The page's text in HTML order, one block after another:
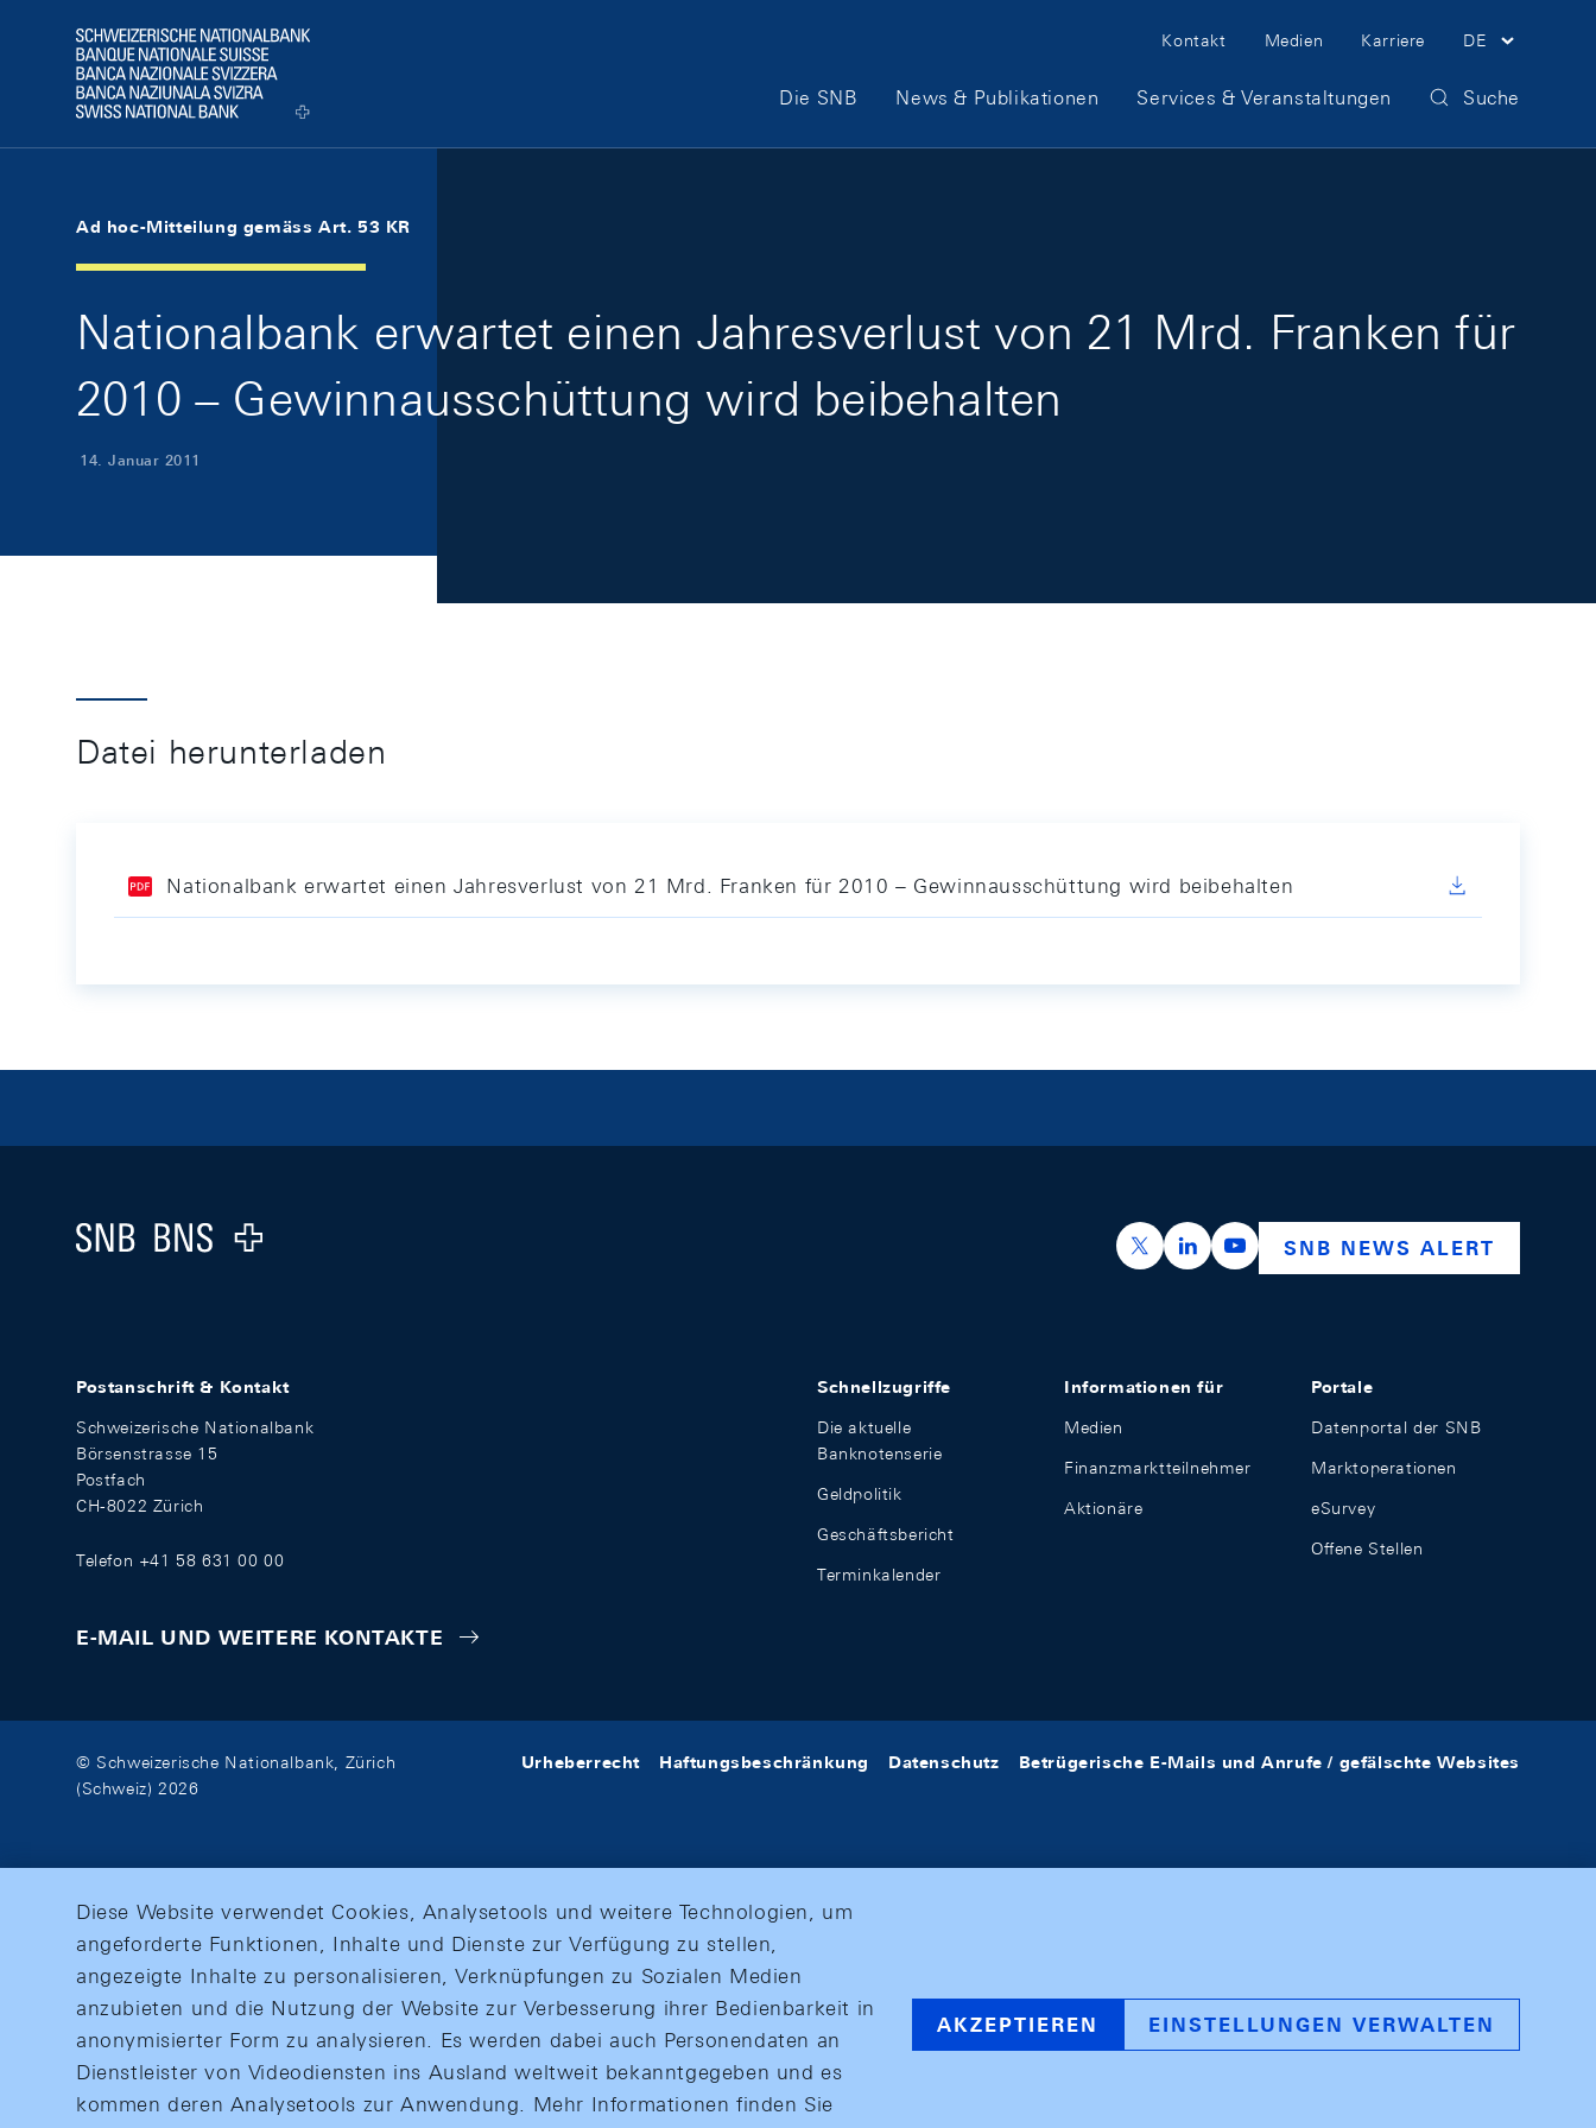
Logo
Meta Navigation
Kontakt Medien Karriere DE
Hauptnavigation
Die SNB News & Publikationen Services & Veranstaltungen Suche
Ad hoc-Mitteilung gemäss Art. 53 KR
Nationalbank erwartet einen Jahresverlust von 21 Mrd. Franken für
2010 – Gewinnausschüttung wird beibehalten
14. Januar 2011
Datei herunterladen
Nationalbank erwartet einen Jahresverlust von 21 Mrd. Franken für 2010 – Gewinnausschüttung wird beibehalten
Logo
https://x.com/snb_bns
https://ch.linkedin.com/company/swiss-
https://www.youtube.com/
SNB NEWS ALERT
Postanschrift & Kontakt
Schweizerische Nationalbank
Börsenstrasse 15
Postfach
CH-8022 Zürich
Telefon +41 58 631 00 00
E-MAIL UND WEITERE KONTAKTE
Schnellzugriffe
Die aktuelle
Banknotenserie
Geldpolitik
Geschäftsbericht
Terminkalender
Informationen für
Medien
Finanzmarktteilnehmer
Aktionäre
Portale
Datenportal der SNB
Marktoperationen
eSurvey
Offene Stellen
© Schweizerische Nationalbank, Zürich
(Schweiz) 2026
Urheberrecht Haftungsbeschränkung Datenschutz Betrügerische E-Mails und Anrufe / gefälschte Websites
Diese Website verwendet Cookies, Analysetools und weitere Technologien, um
angeforderte Funktionen, Inhalte und Dienste zur Verfügung zu stellen,
angezeigte Inhalte zu personalisieren, Verknüpfungen zu Sozialen Medien
anzubieten und die Nutzung der Website zur Verbesserung ihrer Bedienbarkeit in
anonymisierter Form zu analysieren. Es werden dabei auch Personendaten an
Dienstleister von Videodiensten ins Ausland weltweit bekanntgegeben und es
kommen deren Analysetools zur Anwendung. Mehr Informationen finden Sie
AKZEPTIEREN EINSTELLUNGEN VERWALTEN